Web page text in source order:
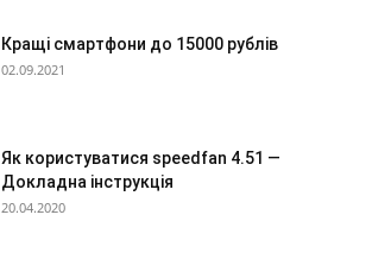
Кращі смартфони до 15000 рублів
02.09.2021
Як користуватися speedfan 4.51 —
Докладна інструкція
20.04.2020